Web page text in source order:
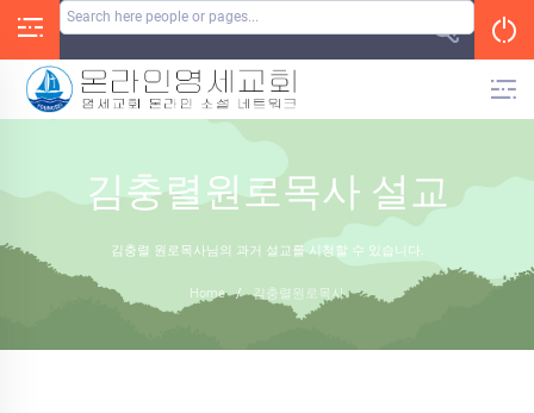
김충렬원로목사 설교
김충렬 원로목사님의 과거 설교를 시청할 수 있습니다.
Home / 김충렬원로목사